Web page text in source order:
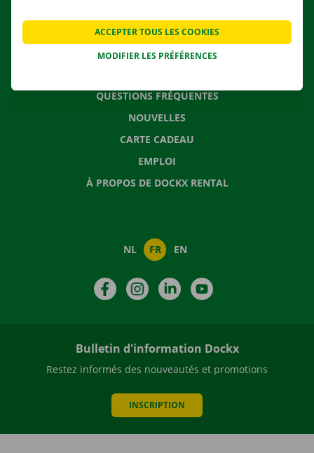
QUESTIONS FRÉQUENTES
NOUVELLES
CARTE CADEAU
EMPLOI
À PROPOS DE DOCKX RENTAL
NL FR EN
FacebookInstagramLinkedIn
Bulletin d'information Dockx
Restez informés des nouveautés et promotions
INSCRIPTION
MODIFIER LES PRÉFÉRENCES
ACCEPTER TOUS LES COOKIES